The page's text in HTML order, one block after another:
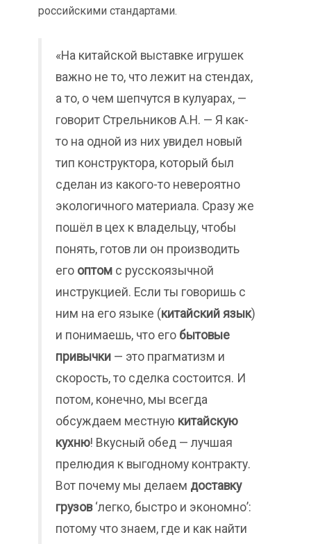
российскими стандартами.
«На китайской выставке игрушек
важно не то, что лежит на стендах,
а то, о чем шепчутся в кулуарах, —
говорит Стрельников А.Н. — Я как-
то на одной из них увидел новый
тип конструктора, который был
сделан из какого-то невероятно
экологичного материала. Сразу же
пошёл в цех к владельцу, чтобы
понять, готов ли он производить
его оптом с русскоязычной
инструкцией. Если ты говоришь с
ним на его языке (китайский язык)
и понимаешь, что его бытовые
привычки — это прагматизм и
скорость, то сделка состоится. И
потом, конечно, мы всегда
обсуждаем местную китайскую
кухню! Вкусный обед — лучшая
прелюдия к выгодному контракту.
Вот почему мы делаем доставку
грузов‘легко, быстро и экономно’:
потому что знаем, где и как найти